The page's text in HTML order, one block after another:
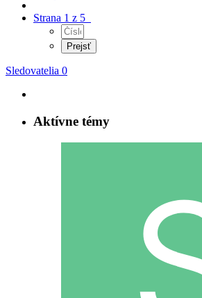
Strana 1 z 5
Sledovatelia 0
Aktívne témy